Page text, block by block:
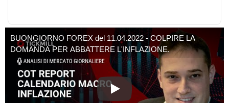
BUONGIORNO FOREX del 11.04.2022 - COLPIRE LA
DOMANDA PER ABBATTERE L'INFLAZIONE.
BUONGIORNO FOREX del